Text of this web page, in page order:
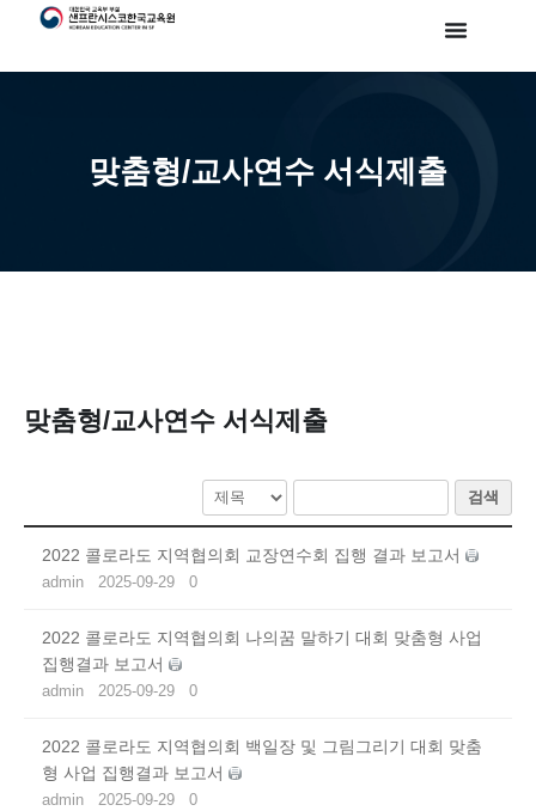
맞춤형/교사연수 서식제출
맞춤형/교사연수 서식제출
검색
2022 콜로라도 지역협의회 교장연수회 집행 결과 보고서
admin 2025-09-29 0
2022 콜로라도 지역협의회 나의꿈 말하기 대회 맞춤형 사업
집행결과 보고서
admin 2025-09-29 0
2022 콜로라도 지역협의회 백일장 및 그림그리기 대회 맞춤
형 사업 집행결과 보고서
admin 2025-09-29 0